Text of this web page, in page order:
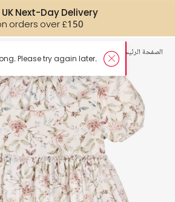
UK Next-Day Delivery
orders over £150
الصفحة الرئيسية